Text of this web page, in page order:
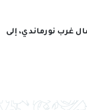
غرب نورماندي، إلى